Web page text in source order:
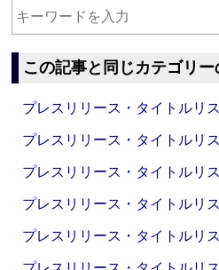
この記事と同じカテゴリ
プレスリリース・タイトルリ
プレスリリース・タイトルリ
プレスリリース・タイトルリ
プレスリリース・タイトルリ
プレスリリース・タイトルリ